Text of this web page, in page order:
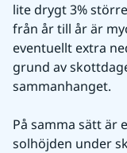
lite drygt 3%
från år till år är
eventuellt extra
grund av
sammanhanget.
På samma sätt är
solhöjden under